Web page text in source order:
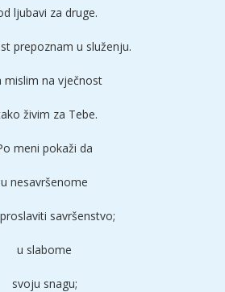
ljubavi za druge.
prepoznam u služenju.
mislim na vječnost
živim za Tebe.
meni pokaži da
u nesavršenome
savršenstvo;
u slabome
svoju snagu;